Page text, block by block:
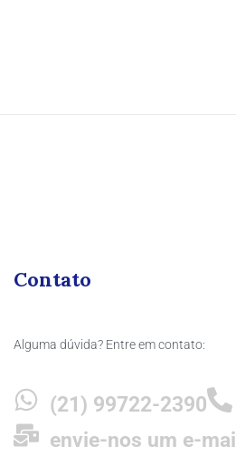
Contato
Alguma dúvida? Entre em contato:
(21) 99722-2390
envie-nos um e-mail